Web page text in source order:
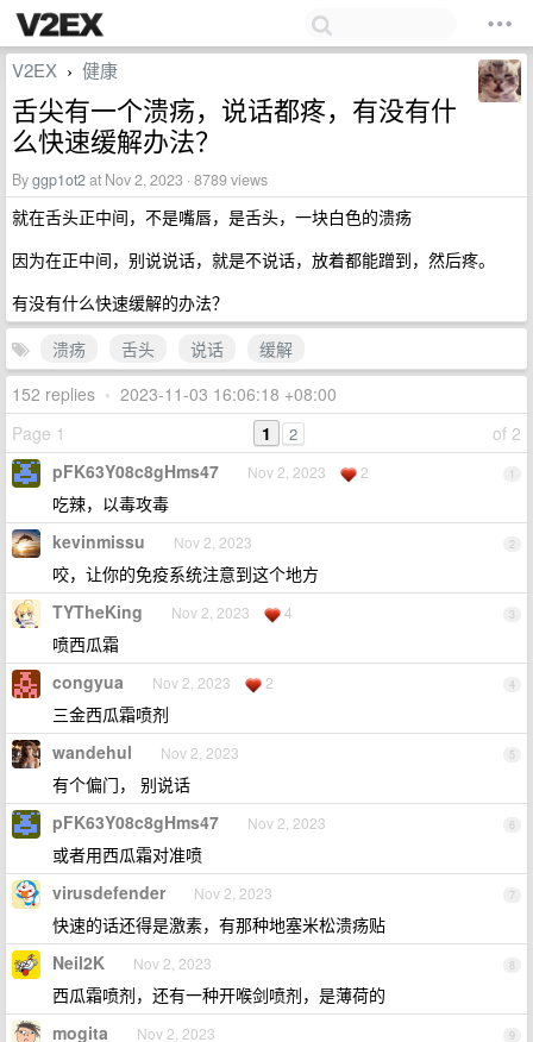
V2EX › 健康
舌尖有一个溃疡，说话都疼，有没有什
么快速缓解办法？
Byggp1ot2at Nov 2, 2023 · 8789 views
就在舌头正中间，不是嘴唇，是舌头，一块白色的溃疡
因为在正中间，别说说话，就是不说话，放着都能蹭到，然后疼。
有没有什么快速缓解的办法？
溃疡
舌头 说话
缓解
152 replies • 2023-11-03 16:06:18 +08:00
Page 1
of 2
1 2
1
pFK63Y08c8gHms47 Nov 2, 2023 2
吃辣，以毒攻毒
2
kevinmissu Nov 2, 2023
咬，让你的免疫系统注意到这个地方
3
TYTheKing Nov 2, 2023 4
喷西瓜霜
4
congyua Nov 2, 2023 2
三金西瓜霜喷剂
5
wandehul Nov 2, 2023
有个偏门， 别说话
6
pFK63Y08c8gHms47 Nov 2, 2023
或者用西瓜霜对准喷
7
virusdefender Nov 2, 2023
快速的话还得是激素，有那种地塞米松溃疡贴
8
Neil2K Nov 2, 2023
西瓜霜喷剂，还有一种开喉剑喷剂，是薄荷的
9
mogita Nov 2, 2023